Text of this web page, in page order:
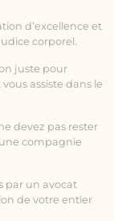
d’excellence et
corporel.
juste pour
assiste dans le
devez pas rester
compagnie
par un avocat
de votre entier